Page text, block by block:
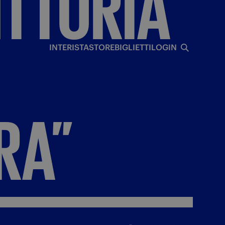
INTERISTASTOREBIGLIETTILOGIN